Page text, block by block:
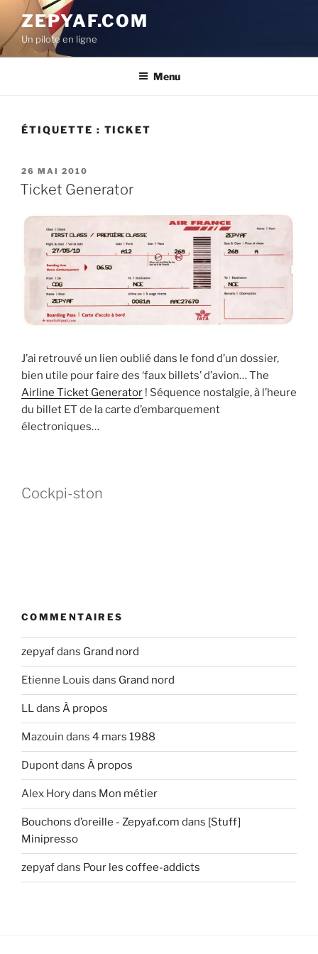
contenu
principal
ZEPYAF.COM
Un pilote en ligne
Menu
ÉTIQUETTE : TICKET
PUBLIÉ
LE
26 MAI 2010
Ticket Generator
J’ai retrouvé un lien oublié dans le fond d’un dossier,
bien utile pour faire des ‘faux billets’ d’avion… The
Airline Ticket Generator ! Séquence nostalgie, à l’heure
du billet ET de la carte d’embarquement
électroniques…
Cockpi-ston
COMMENTAIRES
zepyafdans Grand nord
Etienne Louis dans Grand nord
LLdans À propos
Mazouin dans 4 mars 1988
Dupontdans À propos
Alex Horydans Mon métier
Bouchons d’oreille - Zepyaf.com dans [Stuff]
Minipresso
zepyafdans Pour les coffee-addicts